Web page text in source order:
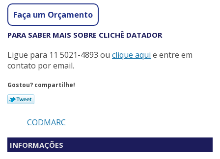
Faça um Orçamento
PARA SABER MAIS SOBRE CLICHÊ DATADOR
Ligue para 11 5021-4893 ou clique aqui e entre em
contato por email.
Gostou? compartilhe!
CODMARC
INFORMAÇÕES